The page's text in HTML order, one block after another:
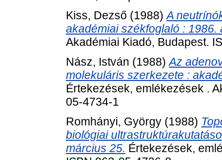
Kiss, Dezső (1988)A
akadémiai székfoglaló : 1986.
Akadémiai Kiadó, Budapest.
Nász, István (1988)Az
molekuláris szerkezete :
Értekezések, emlékezések .
05-4734-1
Romhányi, György (1988)
biológiai
március 25. Értekezések,